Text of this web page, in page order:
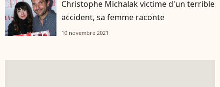
Christophe Michalak victime d'un terrible
accident, sa femme raconte
10 novembre 2021